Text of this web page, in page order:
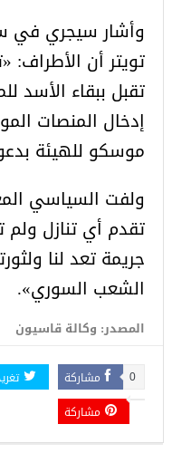
وأشار سيجري في
تويتر أن الأطراف:
تقبل ببقاء الأسد
إدخال المنصات
موسكو للهيئة
ولفت السياسي
تقدم أي تنازل
جريمة تعد لنا
الشعب السوري».
المصدر: وكالة قاسيون
مشاركة 0
مشاركة